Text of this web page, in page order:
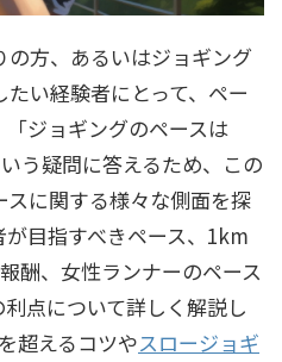
方、あるいはジョギング
い経験者にとって、ペー
ジョギングのペースは
う疑問に答えるため、この
に関する様々な側面を探
目指すべきペース、1km
酬、女性ランナーのペース
点について詳しく解説し
超えるコツやスロージョギ